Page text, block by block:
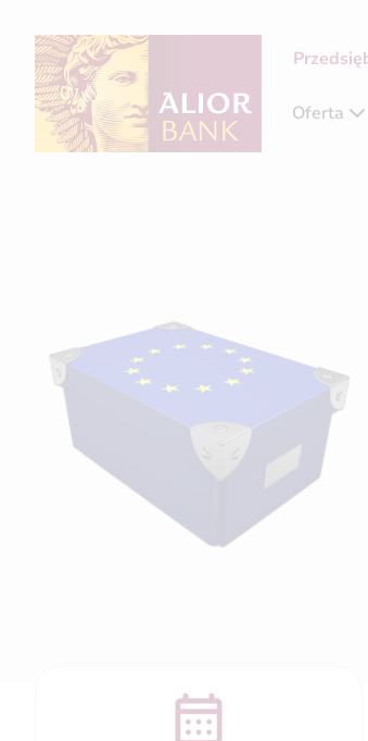
Oferta